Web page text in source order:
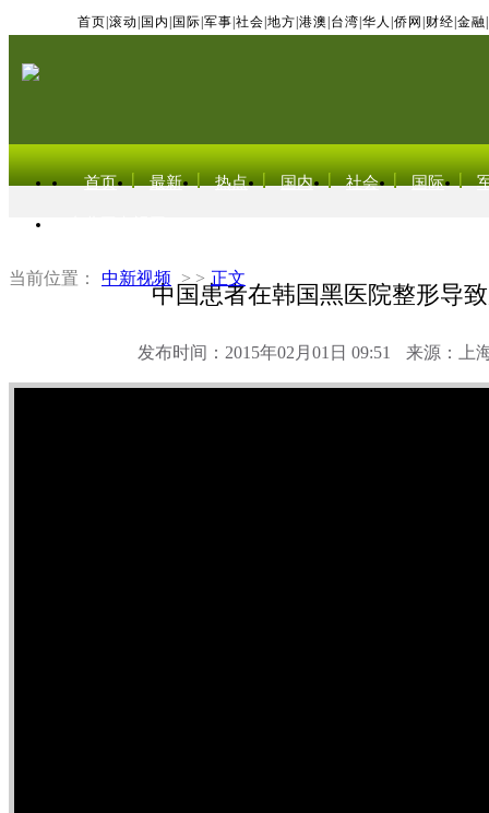
首页 滚动 国内 国际 军事 社会 地方 港澳 台湾 华人 侨网 财经 金融
首页 最新 热点 国内 社会 国际
当前位置： 中新视频 > > 正文
中国患者在韩国黑医院整形导
发布时间：2015年02月01日 09:51 来源：上